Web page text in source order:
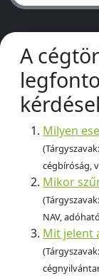
A
Milyen
cégbíróság,
Mikor
NAV,
Mit jelent